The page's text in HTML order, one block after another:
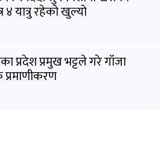
४ यात्रु रहेको खुल्यो
प्रदेश प्रमुख भट्टले गरे गाँजा